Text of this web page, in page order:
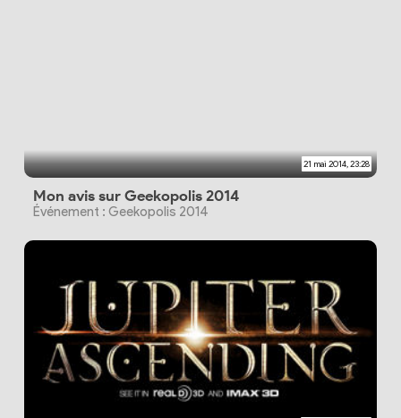
21 mai 2014, 23:28
Mon avis sur Geekopolis 2014
Événement : Geekopolis 2014